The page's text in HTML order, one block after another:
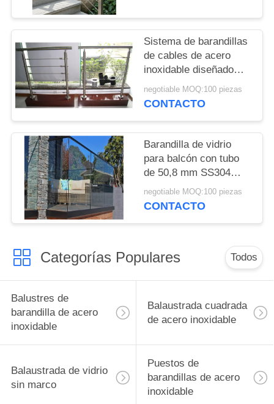
Sistema de barandillas
de cables de acero
inoxidable diseñado
con atención a los
detalles para garantizar
arquitectura
negotiable MOQ:100 piezas
CONTACTO
Barandilla de vidrio
para balcón con tubo
de 50,8 mm SS304
montada lateralmente
negotiable MOQ:100 piezas
CONTACTO
Categorías Populares Todos
Balustres de
barandilla de acero
inoxidable
Balaustrada cuadrada
de acero inoxidable
Balaustrada de vidrio
sin marco
Puestos de
barandillas de acero
inoxidable